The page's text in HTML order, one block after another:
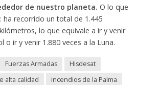
de nuestro planeta. O lo que
ha recorrido un total de 1.445
lo que equivale a ir y venir
o ir y venir 1.880 veces a la Luna.
Fuerzas Armadas
Hisdesat
alta calidad
incendios de la Palma